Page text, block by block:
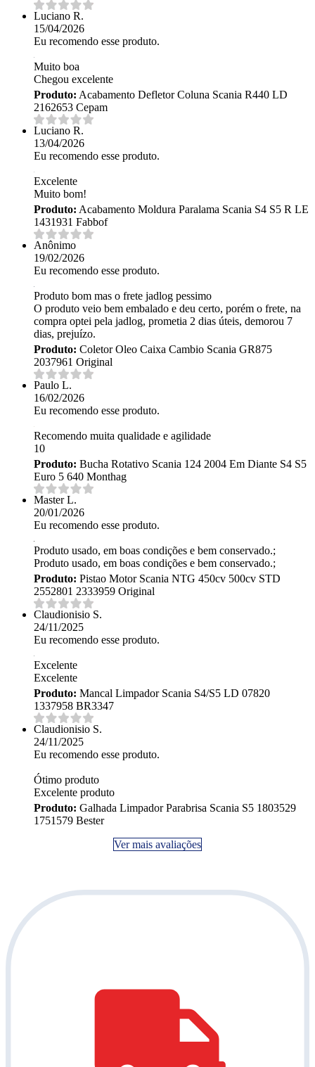
Luciano R.
15/04/2026
Eu recomendo esse produto.
Muito boa
Chegou excelente
Produto: Acabamento Defletor Coluna Scania R440 LD
2162653 Cepam
Luciano R.
13/04/2026
Eu recomendo esse produto.
Excelente
Muito bom!
Produto: Acabamento Moldura Paralama Scania S4 S5 R LE
1431931 Fabbof
Anônimo
19/02/2026
Eu recomendo esse produto.
Produto bom mas o frete jadlog pessimo
O produto veio bem embalado e deu certo, porém o frete, na
compra optei pela jadlog, prometia 2 dias úteis, demorou 7
dias, prejuízo.
Produto: Coletor Oleo Caixa Cambio Scania GR875
2037961 Original
Paulo L.
16/02/2026
Eu recomendo esse produto.
Recomendo muita qualidade e agilidade
10
Produto: Bucha Rotativo Scania 124 2004 Em Diante S4 S5
Euro 5 640 Monthag
Master L.
20/01/2026
Eu recomendo esse produto.
Produto usado, em boas condições e bem conservado.;
Produto usado, em boas condições e bem conservado.;
Produto: Pistao Motor Scania NTG 450cv 500cv STD
2552801 2333959 Original
Claudionisio S.
24/11/2025
Eu recomendo esse produto.
Excelente
Excelente
Produto: Mancal Limpador Scania S4/S5 LD 07820
1337958 BR3347
Claudionisio S.
24/11/2025
Eu recomendo esse produto.
Ótimo produto
Excelente produto
Produto: Galhada Limpador Parabrisa Scania S5 1803529
1751579 Bester
Ver mais avaliações